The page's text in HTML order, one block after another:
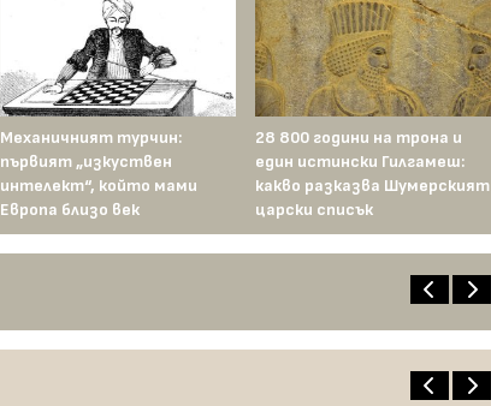
Механичният турчин:
първият „изкуствен
интелект“, който мами
Европа близо век
28 800 години на трона и
един истински Гилгамеш:
какво разказва Шумерският
царски списък